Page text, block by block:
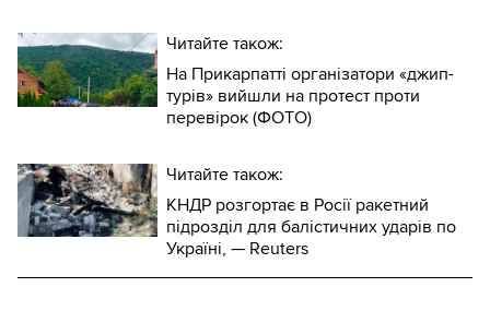
Читайте також:
На Прикарпатті організатори «джип-
турів» вийшли на протест проти
перевірок (ФОТО)
Читайте також:
КНДР розгортає в Росії ракетний
підрозділ для балістичних ударів по
Україні, — Reuters